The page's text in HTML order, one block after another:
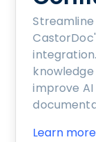
improve
Learn more